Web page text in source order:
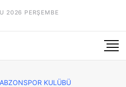
2026 PERŞEMBE
KULÜBÜ